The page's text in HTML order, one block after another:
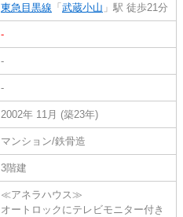
東急目黒線 「 武蔵小山 」駅 徒歩21分
-
-
-
2002年 11月 (築23年)
マンション/鉄骨造
3階建
≪アネラハウス≫
オートロックにテレビモニター付き